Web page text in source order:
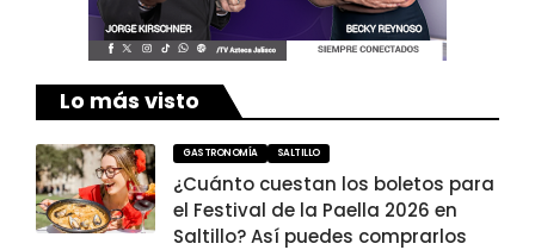
Lo más visto
GASTRONOMÍA SALTILLO
¿Cuánto cuestan los boletos para
el Festival de la Paella 2026 en
Saltillo? Así puedes comprarlos